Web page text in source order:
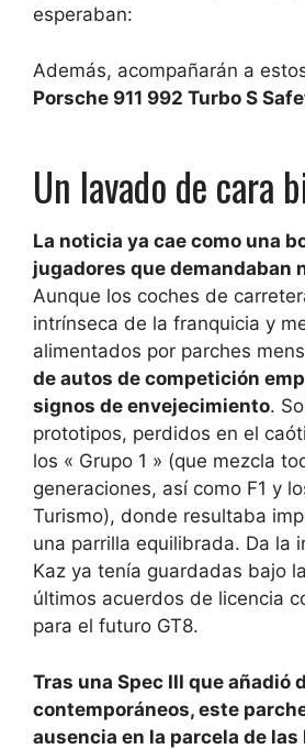
esperaban:
Además, acompañarán a
Porsche 911 992 Turbo S
Un lavado de cara
La noticia ya cae como una
jugadores que demandaban
Aunque los coches de
intrínseca de la franquicia y
alimentados por parches
de autos de competición
signos de envejecimiento.
prototipos, perdidos en el
los « Grupo 1 » (que mezcla
generaciones, así como F1 y
Turismo), donde resultaba
una parrilla equilibrada. Da la
Kaz ya tenía guardadas bajo
últimos acuerdos de licencia
para el futuro GT8.
Tras una Spec III que añadió
contemporáneos, este
ausencia en la parcela de